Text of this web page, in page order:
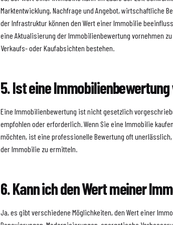
Marktentwicklung, Nachfrage und Angebot, wirtschaftliche
der Infrastruktur können den Wert einer Immobilie
eine Aktualisierung der Immobilienbewertung vornehmen zu
Verkaufs- oder Kaufabsichten bestehen.
5. Ist eine Immobilienbewertung
Eine Immobilienbewertung ist nicht gesetzlich
empfohlen oder erforderlich. Wenn Sie eine Immobilie
möchten, ist eine professionelle Bewertung oft unerlässlich,
der Immobilie zu ermitteln.
6. Kann ich den Wert meiner
Ja, es gibt verschiedene Möglichkeiten, den Wert einer